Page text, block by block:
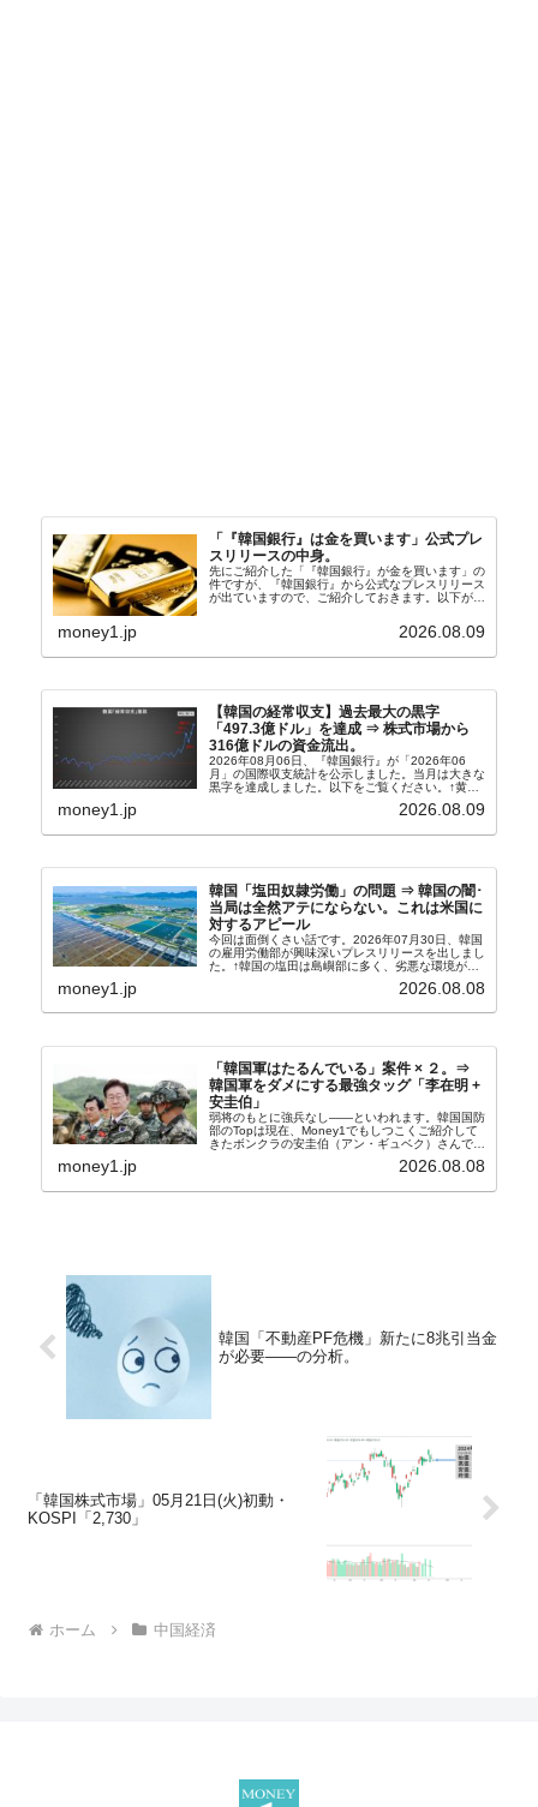
「『韓国銀行』は金を買います」公式プレ
スリリースの中身。
先にご紹介した「『韓国銀行』が金を買います」の
件ですが、『韓国銀行』から公式なプレスリリース
が出ていますので、ご紹介しておきます。以下が全
れ協力体制を構築□『韓国銀行』は、国内生産金の
money1.jp 2026.08.09
【韓国の経常収支】過去最大の黒字
「497.3億ドル」を達成 ⇒ 株式市場から
316億ドルの資金流出。
2026年08月06日、『韓国銀行』が「2026年06
月」の国際収支統計を公示しました。当月は大きな
黒字を達成しました。以下をご覧ください。↑黄色
の傾向ペンでフォーカスしているのが2026年06月
の経常収支です。2026年06月貿易収支：4...
money1.jp 2026.08.09
韓国「塩田奴隷労働」の問題 ⇒ 韓国の闇･
当局は全然アテにならない。これは米国に
対するアピール
今回は面倒くさい話です。2026年07月30日、韓国
の雇用労働部が興味深いプレスリリースを出しまし
た。↑韓国の塩田は島嶼部に多く、劣悪な環境が一
たといわれます（後述）。これは、いわゆる「塩田
money1.jp 2026.08.08
「韓国軍はたるんでいる」案件 × ２。⇒
韓国軍をダメにする最強タッグ「李在明 +
安圭伯」
弱将のもとに強兵なし――といわれます。韓国国防
部のTopは現在、Money1でもしつこくご紹介して
きたボンクラの安圭伯（アン・ギュベク）さんで
さんと「韓国初の文官上がり」の国防部長官安圭伯
money1.jp 2026.08.08
韓国「不動産PF危機」新たに8兆引当金
が必要――の分析。
「韓国株式市場」05月21日(火)初動・
KOSPI「2,730」
ホーム 中国経済